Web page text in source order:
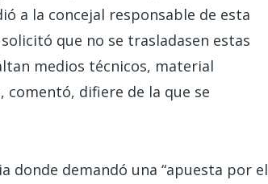
a la concejal responsable de esta
que no se trasladasen estas
medios técnicos, material
difiere de la que se
donde demandó una “apuesta por el